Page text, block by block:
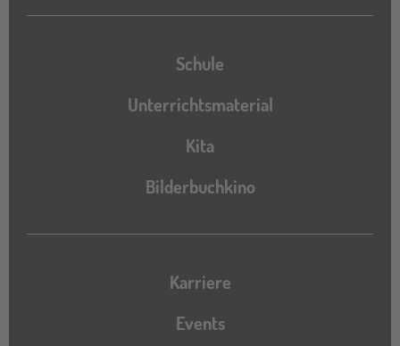
Schule
Unterrichtsmaterial
Kita
Bilderbuchkino
Karriere
Events